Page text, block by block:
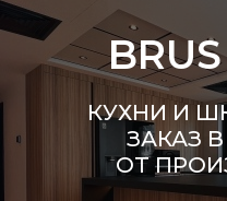
КУХНИ И
ЗАКАЗ
ОТ